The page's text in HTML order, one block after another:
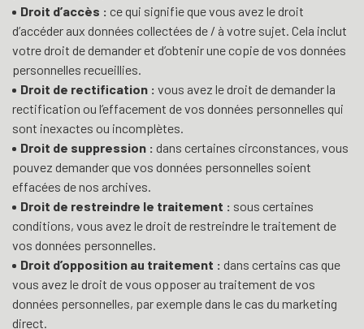
Droit d’accès : ce qui signifie que vous avez le droit
d’accéder aux données collectées de / à votre sujet. Cela inclut
votre droit de demander et d’obtenir une copie de vos données
personnelles recueillies.
Droit de rectification : vous avez le droit de demander la
rectification ou l’effacement de vos données personnelles qui
sont inexactes ou incomplètes.
Droit de suppression : dans certaines circonstances, vous
pouvez demander que vos données personnelles soient
effacées de nos archives.
Droit de restreindre le traitement : sous certaines
conditions, vous avez le droit de restreindre le traitement de
vos données personnelles.
Droit d’opposition au traitement : dans certains cas que
vous avez le droit de vous opposer au traitement de vos
données personnelles, par exemple dans le cas du marketing
direct.